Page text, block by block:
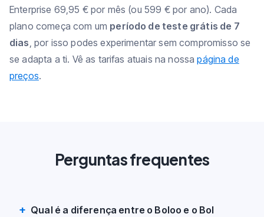
Enterprise 69,95 € por mês (ou 599 € por ano). Cada
plano começa com um período de teste grátis de 7
dias, por isso podes experimentar sem compromisso se
se adapta a ti. Vê as tarifas atuais na nossapágina de
preços.
Perguntas frequentes
Qual é a diferença entre o Boloo e o Bol